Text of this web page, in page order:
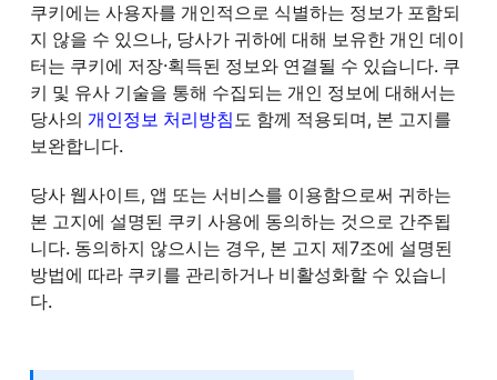
쿠키에는 사용자를 개인적으로 식별하는 정보가 포함되
지 않을 수 있으나, 당사가 귀하에 대해 보유한 개인 데이
터는 쿠키에 저장·획득된 정보와 연결될 수 있습니다. 쿠
키 및 유사 기술을 통해 수집되는 개인 정보에 대해서는
당사의 개인정보 처리방침도 함께 적용되며, 본 고지를
보완합니다.
당사 웹사이트, 앱 또는 서비스를 이용함으로써 귀하는
본 고지에 설명된 쿠키 사용에 동의하는 것으로 간주됩
니다. 동의하지 않으시는 경우, 본 고지 제7조에 설명된
방법에 따라 쿠키를 관리하거나 비활성화할 수 있습니
다.